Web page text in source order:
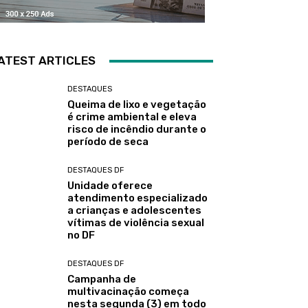
ARTICLES
DESTAQUES
Queima de lixo e vegetação
é crime ambiental e eleva
risco de incêndio durante o
período de seca
DESTAQUES DF
Unidade oferece
atendimento especializado
a crianças e adolescentes
vítimas de violência sexual
no DF
DESTAQUES DF
Campanha de
multivacinação começa
nesta segunda (3) em todo